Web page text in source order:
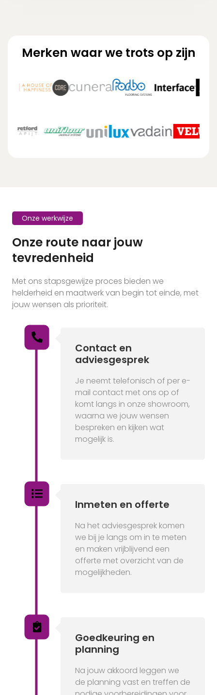
Merken waar we trots op zijn
Onze werkwijze
Onze route naar jouw
tevredenheid
Met ons stapsgewijze proces bieden we
helderheid en maatwerk van begin tot einde, met
jouw wensen als prioriteit.
Contact en
adviesgesprek
Je neemt telefonisch of per e-
mail contact met ons op of
komt langs in onze showroom,
waarna we jouw wensen
bespreken en kijken wat
mogelijk is.
Inmeten en offerte
Na het adviesgesprek komen
we bij je langs om in te meten
en maken vrijblijvend een
offerte met overzicht van de
mogelijkheden.
Goedkeuring en
planning
Na jouw akkoord leggen we
de planning vast en treffen de